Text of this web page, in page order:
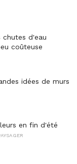
chutes d'eau
coûteuse
idées de murs
en fin d'été